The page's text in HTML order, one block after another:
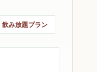
飲み放題プラン